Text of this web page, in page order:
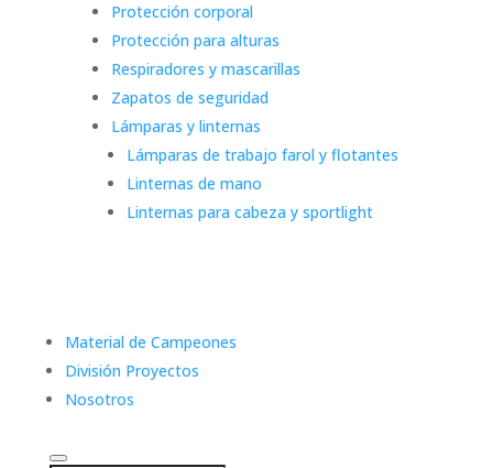
Protección corporal
Protección para alturas
Respiradores y mascarillas
Zapatos de seguridad
Lámparas y linternas
Lámparas de trabajo farol y flotantes
Linternas de mano
Linternas para cabeza y sportlight
Material de Campeones
División Proyectos
Nosotros